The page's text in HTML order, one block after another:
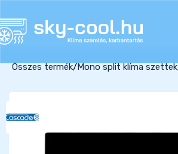
Összes termék Mono split klíma szettek